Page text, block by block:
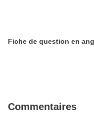
Fiche de question en
Commentaires